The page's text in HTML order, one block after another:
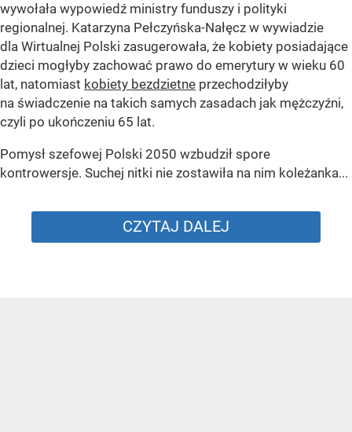
wywołała wypowiedź ministry funduszy i polityki
regionalnej. Katarzyna Pełczyńska-Nałęcz w wywiadzie
dla Wirtualnej Polski zasugerowała, że kobiety posiadające
dzieci mogłyby zachować prawo do emerytury w wieku 60
lat, natomiast kobiety bezdzietne przechodziłyby
na świadczenie na takich samych zasadach jak mężczyźni,
czyli po ukończeniu 65 lat.
Pomysł szefowej Polski 2050 wzbudził spore
kontrowersje. Suchej nitki nie zostawiła na nim koleżanka...
CZYTAJ DALEJ